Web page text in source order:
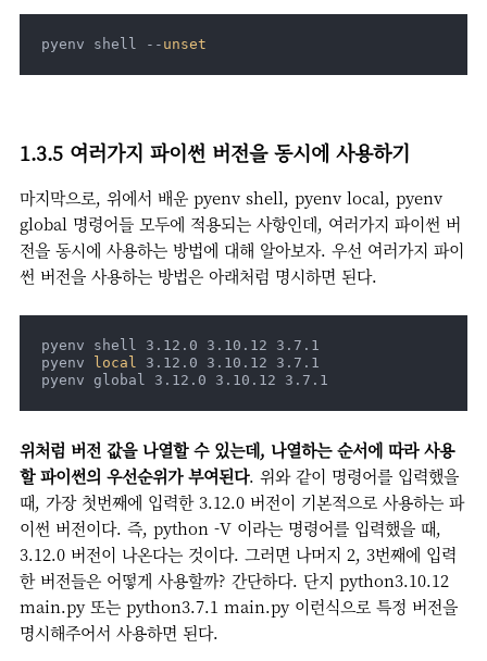
pyenv shell -- unset
1.3.5 여러가지 파이썬 버전을 동시에 사용하기
마지막으로, 위에서 배운 pyenv shell, pyenv local, pyenv
global 명령어들 모두에 적용되는 사항인데, 여러가지 파이썬 버
전을 동시에 사용하는 방법에 대해 알아보자. 우선 여러가지 파이
썬 버전을 사용하는 방법은 아래처럼 명시하면 된다.
pyenv shell 3.12.0 3.10.12 3.7.1
pyenv
local 3.12.0 3.10.12 3.7.1
pyenv global 3.12.0 3.10.12 3.7.1
위처럼 버전 값을 나열할 수 있는데, 나열하는 순서에 따라 사용
할 파이썬의 우선순위가 부여된다. 위와 같이 명령어를 입력했을
때, 가장 첫번째에 입력한 3.12.0 버전이 기본적으로 사용하는 파
이썬 버전이다. 즉, python -V 이라는 명령어를 입력했을 때,
3.12.0 버전이 나온다는 것이다. 그러면 나머지 2, 3번째에 입력
한 버전들은 어떻게 사용할까? 간단하다. 단지 python3.10.12
main.py 또는 python3.7.1 main.py 이런식으로 특정 버전을
명시해주어서 사용하면 된다.